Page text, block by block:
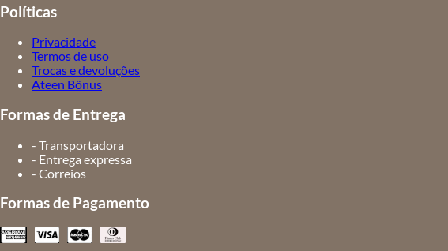
Políticas
Privacidade
Termos de uso
Trocas e devoluções
Ateen Bônus
Formas de Entrega
- Transportadora
- Entrega expressa
- Correios
Formas de Pagamento